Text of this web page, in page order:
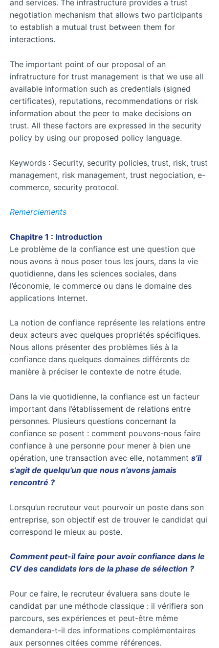
and services. The infrastructure provides a trust
negotiation mechanism that allows two participants
to establish a mutual trust between them for
interactions.
The important point of our proposal of an
infratructure for trust management is that we use all
available information such as credentials (signed
certificates), reputations, recommendations or risk
information about the peer to make decisions on
trust. All these factors are expressed in the security
policy by using our proposed policy language.
Keywords : Security, security policies, trust, risk, trust
management, risk management, trust negociation, e-
commerce, security protocol.
Remerciements
Chapitre 1 : Introduction
Le problème de la confiance est une question que
nous avons à nous poser tous les jours, dans la vie
quotidienne, dans les sciences sociales, dans
l’économie, le commerce ou dans le domaine des
applications Internet.
La notion de confiance représente les relations entre
deux acteurs avec quelques propriétés spécifiques.
Nous allons présenter des problèmes liés à la
confiance dans quelques domaines différents de
manière à préciser le contexte de notre étude.
Dans la vie quotidienne, la confiance est un facteur
important dans l’établissement de relations entre
personnes. Plusieurs questions concernant la
confiance se posent : comment pouvons-nous faire
confiance à une personne pour mener à bien une
opération, une transaction avec elle, notamment s’il
s’agit de quelqu’un que nous n’avons jamais
rencontré ?
Lorsqu’un recruteur veut pourvoir un poste dans son
entreprise, son objectif est de trouver le candidat qui
correspond le mieux au poste.
Comment peut-il faire pour avoir confiance dans le
CV des candidats lors de la phase de sélection ?
Pour ce faire, le recruteur évaluera sans doute le
candidat par une méthode classique : il vérifiera son
parcours, ses expériences et peut-être même
demandera-t-il des informations complémentaires
aux personnes citées comme références.